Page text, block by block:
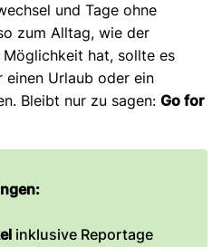
und Tage ohne
zum Alltag, wie der
hat, sollte es
Urlaub oder ein
Bleibt nur zu sagen: Go for
inklusive Reportage